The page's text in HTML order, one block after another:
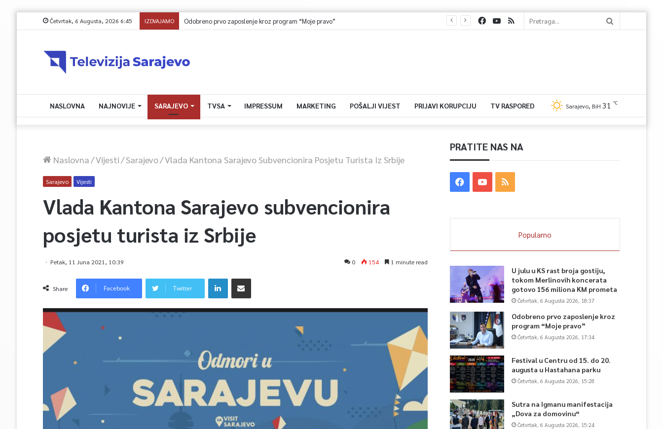
Četvrtak, 6 Augusta, 2026 6:45 IZDVAJAMO Odobreno prvo zaposlenje kroz program “Moje pravo”
NASLOVNA NAJNOVIJE SARAJEVO TVSA IMPRESSUM MARKETING POŠALJI VIJEST PRIJAVI KORUPCIJU TV RASPORED Sarajevo, BiH 31 ℃
Naslovna/Vijesti/Sarajevo/Vlada Kantona Sarajevo Subvencionira Posjetu Turista Iz Srbije
Sarajevo Vijesti
Vlada Kantona Sarajevo subvencionira
posjetu turista iz Srbije
Petak, 11 Juna 2021, 10:39 0 154 1 minute read
Share Facebook Twitter
PRATITE NAS NA
Popularno
U julu u KS rast broja gostiju,
tokom Merlinovih koncerata
gotovo 156 miliona KM prometa
Četvrtak, 6 Augusta 2026, 18:37
Odobreno prvo zaposlenje kroz
program “Moje pravo”
Četvrtak, 6 Augusta 2026, 17:34
Festival u Centru od 15. do 20.
augusta u Hastahana parku
Četvrtak, 6 Augusta 2026, 15:28
Sutra na Igmanu manifestacija
„Dova za domovinu“
Četvrtak, 6 Augusta 2026, 15:24